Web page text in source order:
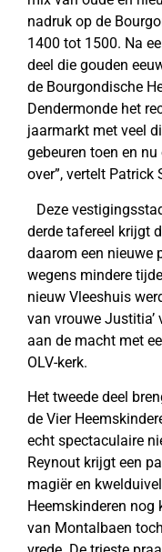
nadruk op de
1400 tot 1500. Na
deel die gouden
de Bourgondische
Dendermonde het
jaarmarkt met veel
gebeuren toen en
over”, vertelt Patrick
Deze
derde tafereel krijgt
daarom een nieuwe
wegens mindere
nieuw Vleeshuis
van vrouwe Justitia’
aan de macht met
OLV-kerk.
Het tweede deel
de Vier
echt spectaculaire
Reynout krijgt een
magiër en
Heemskinderen nog
van Montalbaen